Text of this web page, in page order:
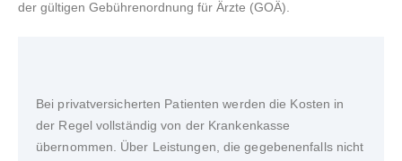
der gültigen Gebührenordnung für Ärzte (GOÄ).
Bei privatversicherten Patienten werden die Kosten in
der Regel vollständig von der Krankenkasse
übernommen. Über Leistungen, die gegebenenfalls nicht